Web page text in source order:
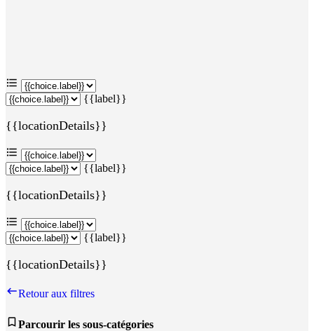
{{label}}
{{locationDetails}}
{{label}}
{{locationDetails}}
{{label}}
{{locationDetails}}
Retour aux filtres
Parcourir les sous-catégories